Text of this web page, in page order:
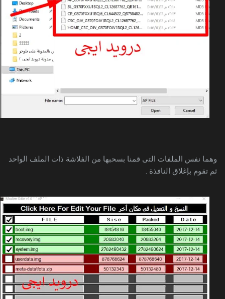
وهما نفس الملفات التى قمنا بسحبها من الفلاشة ذات الملف الواحد
ثم تقوم بإغلاق النافذة .